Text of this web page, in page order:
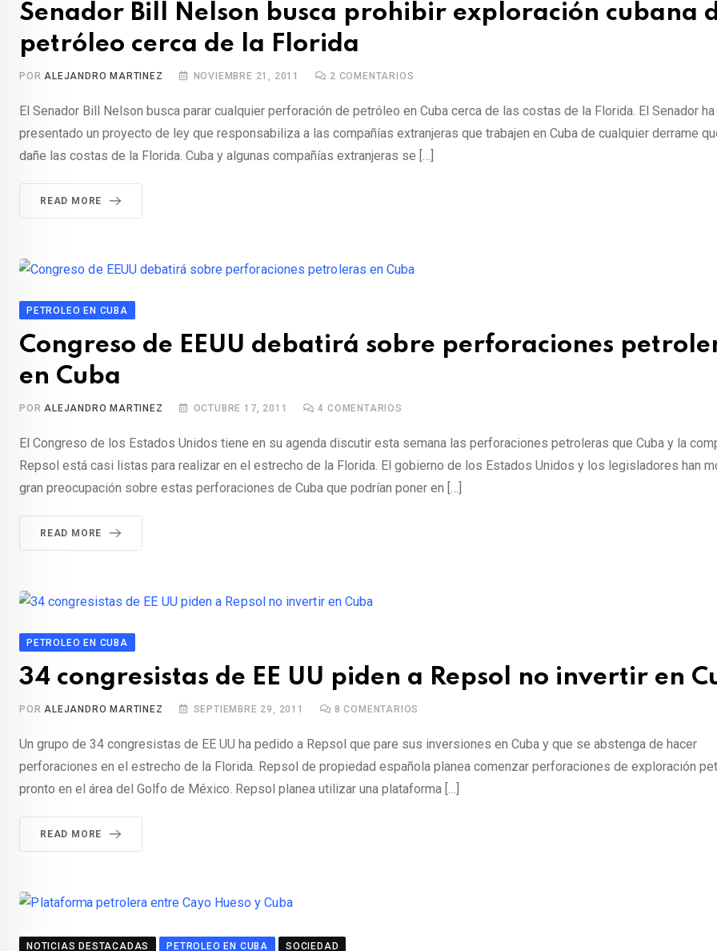
Senador Bill Nelson busca prohibir exploración cubana
petróleo cerca de la Florida
PORALEJANDRO MARTINEZ NOVIEMBRE 21, 2011 2 COMENTARIOS
El Senador Bill Nelson busca parar cualquier perforación de petróleo en Cuba cerca de las costas de la Florida. El Senador ha
presentado un proyecto de ley que responsabiliza a las compañías extranjeras que trabajen en Cuba de cualquier derrame
dañe las costas de la Florida. Cuba y algunas compañías extranjeras se […]
READ MORE
PETROLEO EN CUBA
Congreso de EEUU debatirá sobre perforaciones
en Cuba
PORALEJANDRO MARTINEZ OCTUBRE 17, 2011 4 COMENTARIOS
El Congreso de los Estados Unidos tiene en su agenda discutir esta semana las perforaciones petroleras que Cuba y la
Repsol está casi listas para realizar en el estrecho de la Florida. El gobierno de los Estados Unidos y los legisladores han
gran preocupación sobre estas perforaciones de Cuba que podrían poner en […]
READ MORE
PETROLEO EN CUBA
34 congresistas de EE UU piden a Repsol no invertir en
PORALEJANDRO MARTINEZ SEPTIEMBRE 29, 2011 8 COMENTARIOS
Un grupo de 34 congresistas de EE UU ha pedido a Repsol que pare sus inversiones en Cuba y que se abstenga de hacer
perforaciones en el estrecho de la Florida. Repsol de propiedad española planea comenzar perforaciones de exploración
pronto en el área del Golfo de México. Repsol planea utilizar una plataforma […]
READ MORE
NOTICIAS DESTACADAS PETROLEO EN CUBA SOCIEDAD